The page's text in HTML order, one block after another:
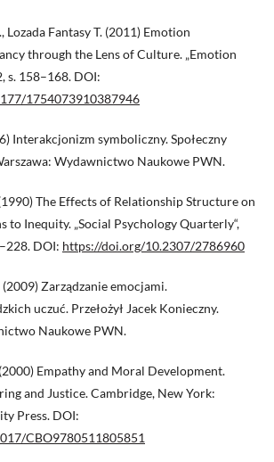
Lozada Fantasy T. (2011) Emotion
through the Lens of Culture. „Emotion
s. 158–168. DOI:
1754073910387946
Interakcjonizm symboliczny. Społeczny
Wydawnictwo Naukowe PWN.
The Effects of Relationship Structure on
to Inequity. „Social Psychology Quarterly“,
DOI: https://doi.org/10.2307/2786960
Zarządzanie emocjami.
uczuć. Przełożył Jacek Konieczny.
Naukowe PWN.
Empathy and Moral Development.
and Justice. Cambridge, New York:
Press. DOI:
CBO9780511805851